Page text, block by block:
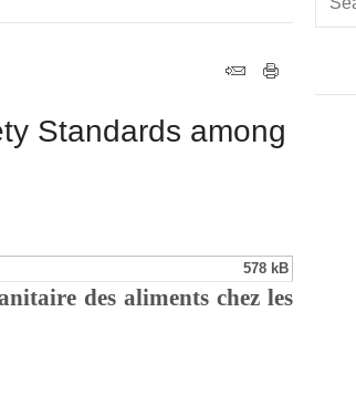
Standards among
578 kB
des aliments chez les